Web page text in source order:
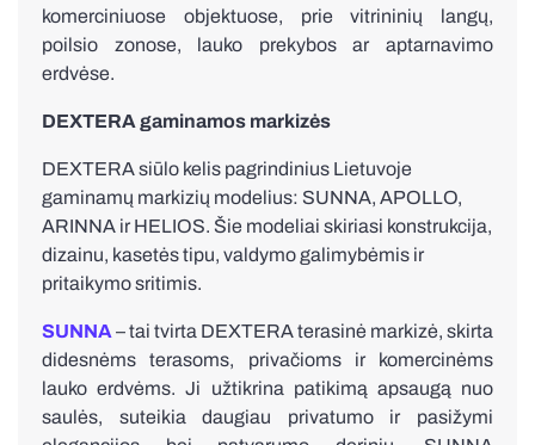
komerciniuose objektuose, prie vitrininių langų,
poilsio zonose, lauko prekybos ar aptarnavimo
erdvėse.
DEXTERA gaminamos markizės
DEXTERA siūlo kelis pagrindinius Lietuvoje
gaminamų markizių modelius: SUNNA, APOLLO,
ARINNA ir HELIOS. Šie modeliai skiriasi konstrukcija,
dizainu, kasetės tipu, valdymo galimybėmis ir
pritaikymo sritimis.
SUNNA – tai tvirta DEXTERA terasinė markizė, skirta
didesnėms terasoms, privačioms ir komercinėms
lauko erdvėms. Ji užtikrina patikimą apsaugą nuo
saulės, suteikia daugiau privatumo ir pasižymi